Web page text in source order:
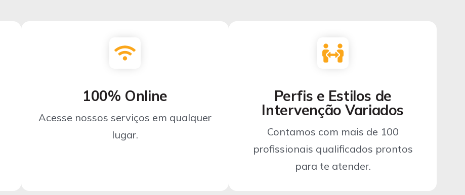
100% Online
Acesse nossos serviços em qualquer
lugar.
Perfis e Estilos de
Intervenção Variados
Contamos com mais de 100
profissionais qualificados prontos
para te atender.